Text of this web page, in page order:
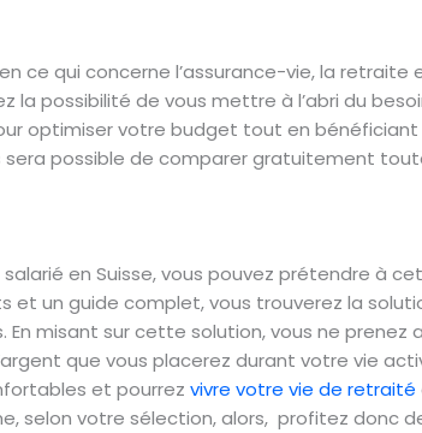
ce qui concerne l’assurance-vie, la retraite
la possibilité de vous mettre à l’abri du
optimiser votre budget tout en
sera possible de comparer gratuitement
en Suisse, vous pouvez prétendre à
et un guide complet, vous trouverez la
misant sur cette solution, vous ne prenez
que vous placerez durant votre vie
et pourrez vivre votre vie de retraité
selon votre sélection, alors, profitez donc